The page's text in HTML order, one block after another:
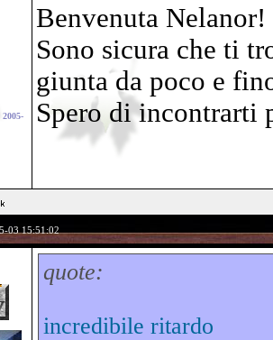
Benvenuta Nelanor!
Sono sicura che ti
giunta da poco e
Spero di incontrarti
03 15:51:02
quote:
incredibile ritardo